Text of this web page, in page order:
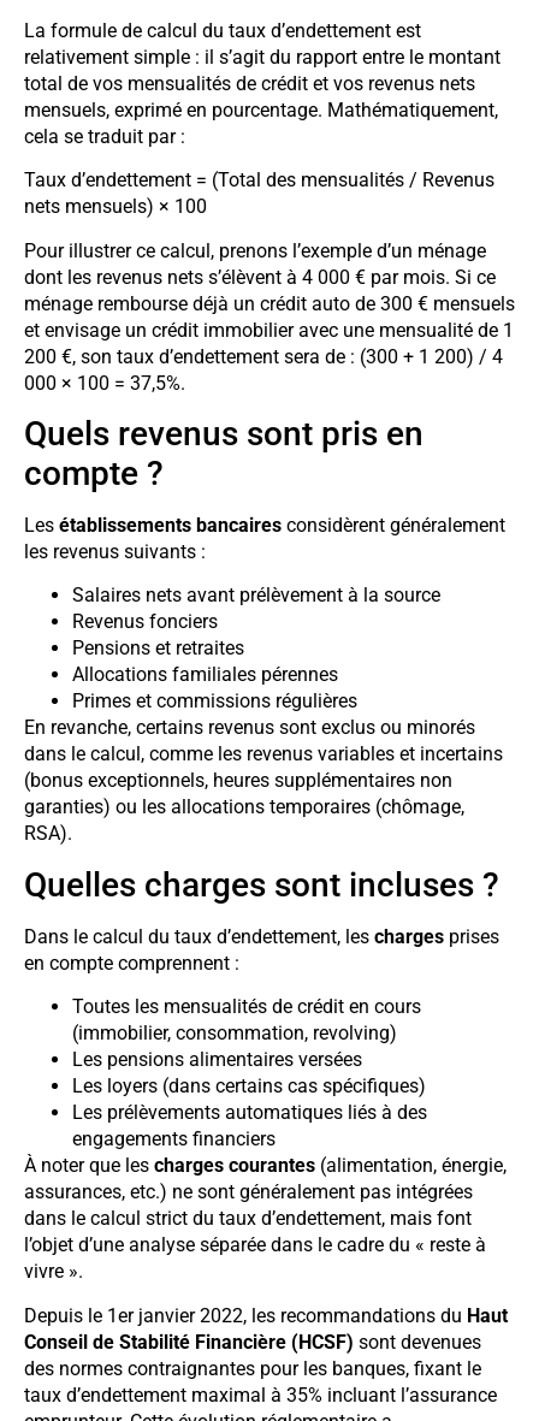
La formule de calcul du taux d’endettement est
relativement simple : il s’agit du rapport entre le montant
total de vos mensualités de crédit et vos revenus nets
mensuels, exprimé en pourcentage. Mathématiquement,
cela se traduit par :
Taux d’endettement = (Total des mensualités / Revenus
nets mensuels) × 100
Pour illustrer ce calcul, prenons l’exemple d’un ménage
dont les revenus nets s’élèvent à 4 000 € par mois. Si ce
ménage rembourse déjà un crédit auto de 300 € mensuels
et envisage un crédit immobilier avec une mensualité de 1
200 €, son taux d’endettement sera de : (300 + 1 200) / 4
000 × 100 = 37,5%.
Quels revenus sont pris en
compte ?
Les établissements bancaires considèrent généralement
les revenus suivants :
Salaires nets avant prélèvement à la source
Revenus fonciers
Pensions et retraites
Allocations familiales pérennes
Primes et commissions régulières
En revanche, certains revenus sont exclus ou minorés
dans le calcul, comme les revenus variables et incertains
(bonus exceptionnels, heures supplémentaires non
garanties) ou les allocations temporaires (chômage,
RSA).
Quelles charges sont incluses ?
Dans le calcul du taux d’endettement, les charges prises
en compte comprennent :
Toutes les mensualités de crédit en cours
(immobilier, consommation, revolving)
Les pensions alimentaires versées
Les loyers (dans certains cas spécifiques)
Les prélèvements automatiques liés à des
engagements financiers
À noter que les charges courantes (alimentation, énergie,
assurances, etc.) ne sont généralement pas intégrées
dans le calcul strict du taux d’endettement, mais font
l’objet d’une analyse séparée dans le cadre du « reste à
vivre ».
Depuis le 1er janvier 2022, les recommandations du Haut
Conseil de Stabilité Financière (HCSF) sont devenues
des normes contraignantes pour les banques, fixant le
taux d’endettement maximal à 35% incluant l’assurance